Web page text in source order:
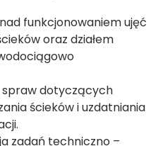
funkcjonowaniem ujęć
oraz działem
spraw dotyczących
ścieków i uzdatniania
zadań techniczno –